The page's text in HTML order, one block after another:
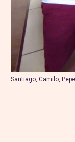
Santiago, Camilo,